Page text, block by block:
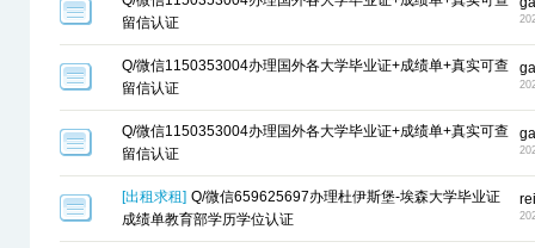
留信认证
Q/微信1150353004办理国外各大学毕业证+成绩单+真实可查
留信认证
Q/微信1150353004办理国外各大学毕业证+成绩单+真实可查
留信认证
[出租求租] Q/微信659625697办理杜伊斯堡-埃森大学毕业证
成绩单教育部学历学位认证